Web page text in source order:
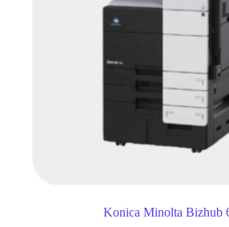
Konica Minolta Bizhub